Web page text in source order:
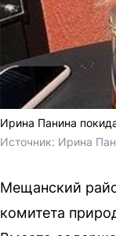
Ирина Панина
Источник: Ирина
Мещанский
комитета